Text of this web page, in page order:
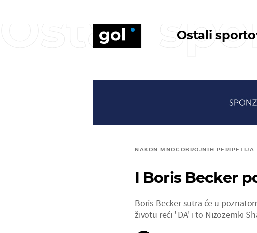
Ostali
Ostali
NAKON MNOGOBROJNIH
I Boris Becker
Boris Becker sutra će u
životu reći ' DA' i to Nizozemki